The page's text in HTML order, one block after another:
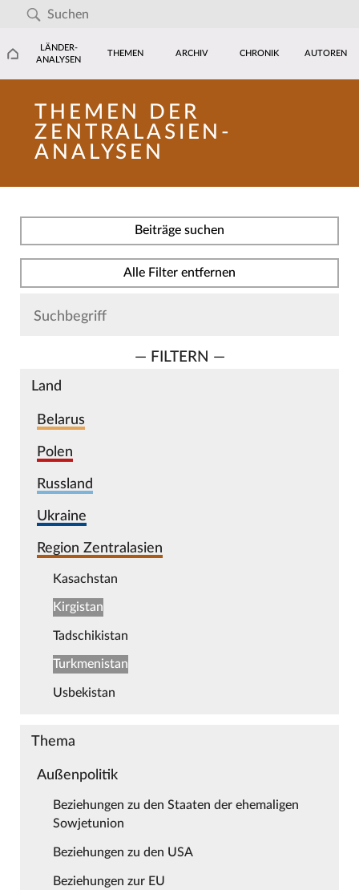
LÄNDER-
ANALYSEN
THEMEN ARCHIV CHRONIK AUTOREN
THEMEN DER
ZENTRALASIEN-
ANALYSEN
Beiträge suchen
Alle Filter entfernen
— FILTERN —
Land
Belarus
Polen
Russland
Ukraine
Region Zentralasien
Kasachstan
Kirgistan
Tadschikistan
Turkmenistan
Usbekistan
Thema
Außenpolitik
Beziehungen zu den Staaten der ehemaligen
Sowjetunion
Beziehungen zu den USA
Beziehungen zur EU